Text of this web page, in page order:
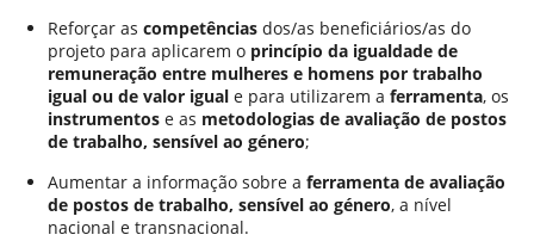
Reforçar as competências dos/as beneficiários/as do
projeto para aplicarem o princípio da igualdade de
remuneração entre mulheres e homens por trabalho
igual ou de valor igual e para utilizarem a ferramenta, os
instrumentos e as metodologias de avaliação de postos
de trabalho, sensível ao género;
Aumentar a informação sobre a ferramenta de avaliação
de postos de trabalho, sensível ao género, a nível
nacional e transnacional.